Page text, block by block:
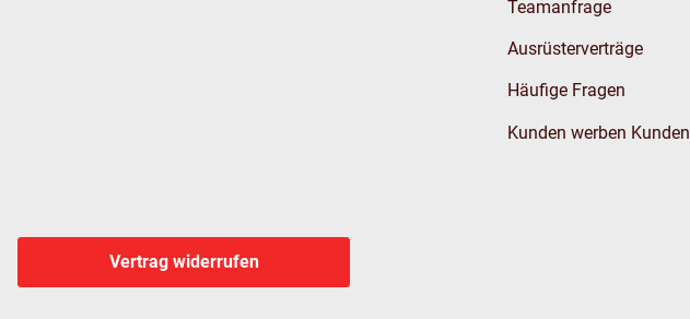
Teamanfrage
Ausrüsterverträge
Häufige Fragen
Kunden werben Kunden
Vertrag widerrufen